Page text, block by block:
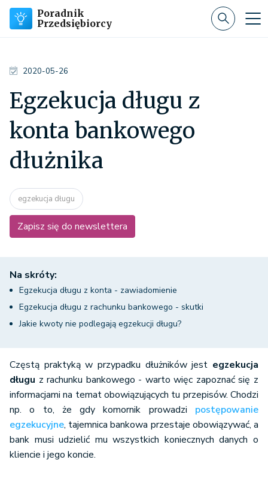
Poradnik
Przedsiębiorcy
2020-05-26
Egzekucja długu z
konta bankowego
dłużnika
egzekucja długu
Zapisz się do newslettera
Na skróty:
Egzekucja długu z konta - zawiadomienie
Egzekucja długu z rachunku bankowego - skutki
Jakie kwoty nie podlegają egzekucji długu?
Częstą praktyką w przypadku dłużników jest egzekucja
długu z rachunku bankowego - warto więc zapoznać się z
informacjami na temat obowiązujących tu przepisów. Chodzi
np. o to, że gdy komornik prowadzi postępowanie
egzekucyjne, tajemnica bankowa przestaje obowiązywać, a
bank musi udzielić mu wszystkich koniecznych danych o
kliencie i jego koncie.